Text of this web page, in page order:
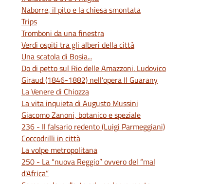
Naborre, il pito e la chiesa smontata
Trips
Tromboni da una finestra
Verdi ospiti tra gli alberi della città
Una scatola di Bosia...
Do di petto sul Rio delle Amazzoni. Ludovico
Giraud (1846-1882) nell’opera Il Guarany
La Venere di Chiozza
La vita inquieta di Augusto Mussini
Giacomo Zanoni, botanico e speziale
236 - Il falsario redento (Luigi Parmeggiani)
Coccodrilli in città
La volpe metropolitana
250 - La “nuova Reggio” ovvero del “mal
d'Africa”